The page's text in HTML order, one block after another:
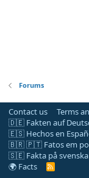
Forums
Contact us Terms
🇩🇪 Fakten auf
🇪🇸 Hechos en
🇧🇷 🇵🇹 Fatos em
🇸🇪 Fakta på svenska
🌍 Facts
R